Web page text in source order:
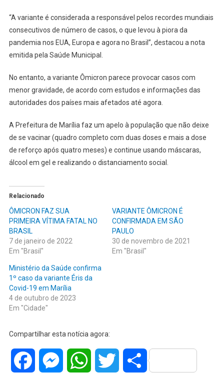
“A variante é considerada a responsável pelos recordes mundiais
consecutivos de número de casos, o que levou à piora da
pandemia nos EUA, Europa e agora no Brasil”, destacou a nota
emitida pela Saúde Municipal.
No entanto, a variante Ômicron parece provocar casos com
menor gravidade, de acordo com estudos e informações das
autoridades dos países mais afetados até agora.
A Prefeitura de Marília faz um apelo à população que não deixe
de se vacinar (quadro completo com duas doses e mais a dose
de reforço após quatro meses) e continue usando máscaras,
álcool em gel e realizando o distanciamento social.
Relacionado
ÔMICRON FAZ SUA
PRIMEIRA VÍTIMA FATAL NO
BRASIL
7 de janeiro de 2022
Em "Brasil"
VARIANTE ÔMICRON É
CONFIRMADA EM SÃO
PAULO
30 de novembro de 2021
Em "Brasil"
Ministério da Saúde confirma
1º caso da variante Éris da
Covid-19 em Marília
4 de outubro de 2023
Em "Cidade"
Compartilhar esta notícia agora:
Facebook MessengerWhatsAppTwitter Share